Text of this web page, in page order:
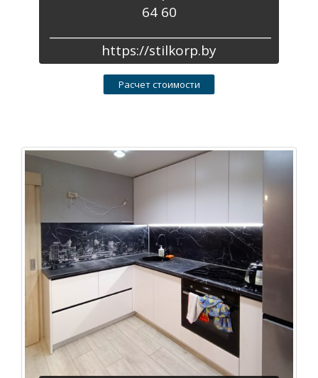
64 60
https://stilkorp.by
Расчет стоимости